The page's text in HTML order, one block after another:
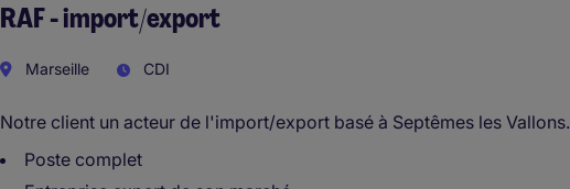
RAF - import/export
Marseille CDI
Notre client un acteur de l'import/export basé à Septêmes les Vallons.
Poste complet